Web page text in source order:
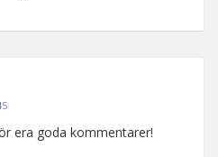
era goda kommentarer!